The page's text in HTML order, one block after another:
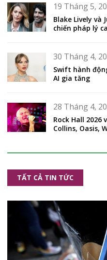
19 Tháng 5,
Blake Lively và
chiến pháp lý
30 Tháng 4,
Swift hành
AI gia tăng
28 Tháng 4,
Rock Hall 2026
Collins, Oasis,
TẤT CẢ TIN TỨC